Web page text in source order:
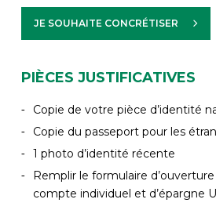
JE SOUHAITE CONCRÉTISER
PIÈCES JUSTIFICATIVES
Copie de votre pièce d’identité
Copie du passeport pour les
1 photo d’identité récente
Remplir le formulaire
compte individuel et d’épargne